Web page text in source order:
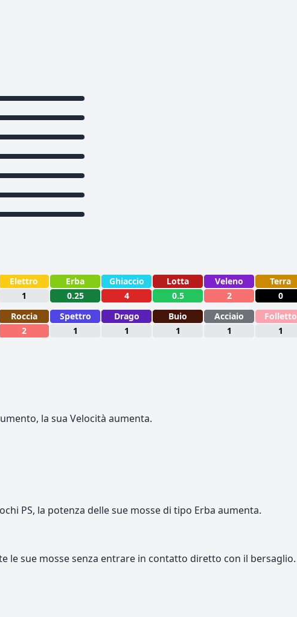
Elettro Erba Ghiaccio Lotta Veleno
Terra
1 0.25 4 0.5 2
0
Roccia Spettro Drago Buio Acciaio
Folletto
2 1 1 1 1 1
la sua Velocità aumenta.
PS, la potenza delle sue mosse di tipo Erba aumenta.
le sue mosse senza entrare in contatto diretto con il bersaglio.